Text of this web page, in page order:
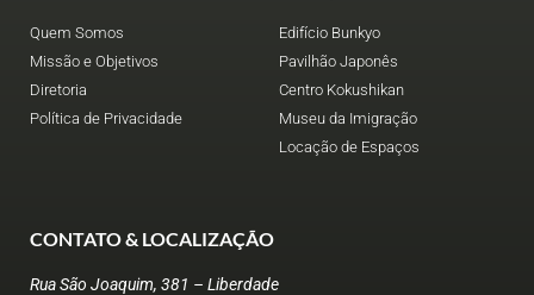
Quem Somos
Missão e Objetivos
Diretoria
Política de Privacidade
Edifício Bunkyo
Pavilhão Japonês
Centro Kokushikan
Museu da Imigração
Locação de Espaços
CONTATO & LOCALIZAÇÃO
Rua São Joaquim, 381 – Liberdade